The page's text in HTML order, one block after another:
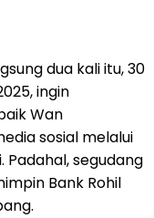
dua kali itu, 30
ingin
Wan
sosial melalui
segudang
Bank Rohil